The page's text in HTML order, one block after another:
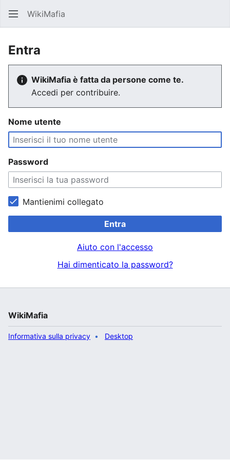
WikiMafia
Entra
WikiMafia è fatta da persone come te.
Accedi per contribuire.
Nome utente
Password
Mantienimi collegato
Entra
Aiuto con l'accesso
Hai dimenticato la password?
WikiMafia
Informativa sulla privacy Desktop